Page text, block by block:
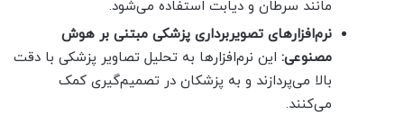
مانند سرطان و دیابت استفاده می‌شود.
نرم‌افزارهای تصویربرداری پزشکی مبتنی بر هوش
مصنوعی: این نرم‌افزارها به تحلیل تصاویر پزشکی با دقت
بالا می‌پردازند و به پزشکان در تصمیم‌گیری کمک
می‌کنند.